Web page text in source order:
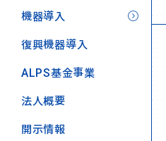
機器導入
復興機器導入
ALPS基金事業
法人概要
開示情報